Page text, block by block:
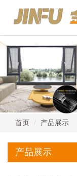
首页 产品展示
产品展示